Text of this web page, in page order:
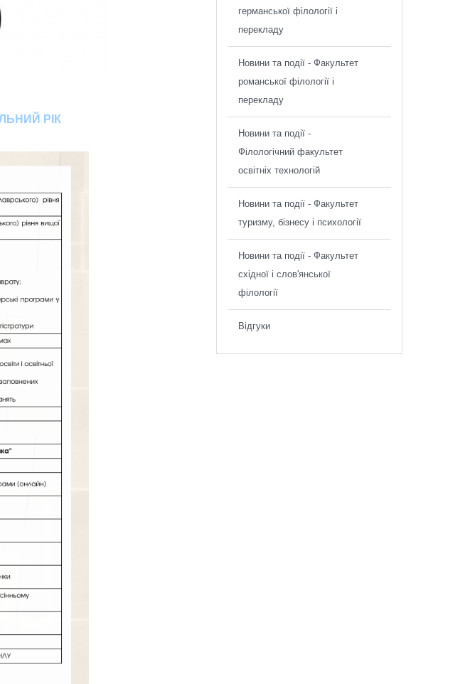
РІК
германської філології і
перекладу
Новини та події - Факультет
романської філології і
перекладу
Новини та події -
Філологічний факультет
освітніх технологій
Новини та події - Факультет
туризму, бізнесу і психології
Новини та події - Факультет
східної і слов'янської
філології
Відгуки